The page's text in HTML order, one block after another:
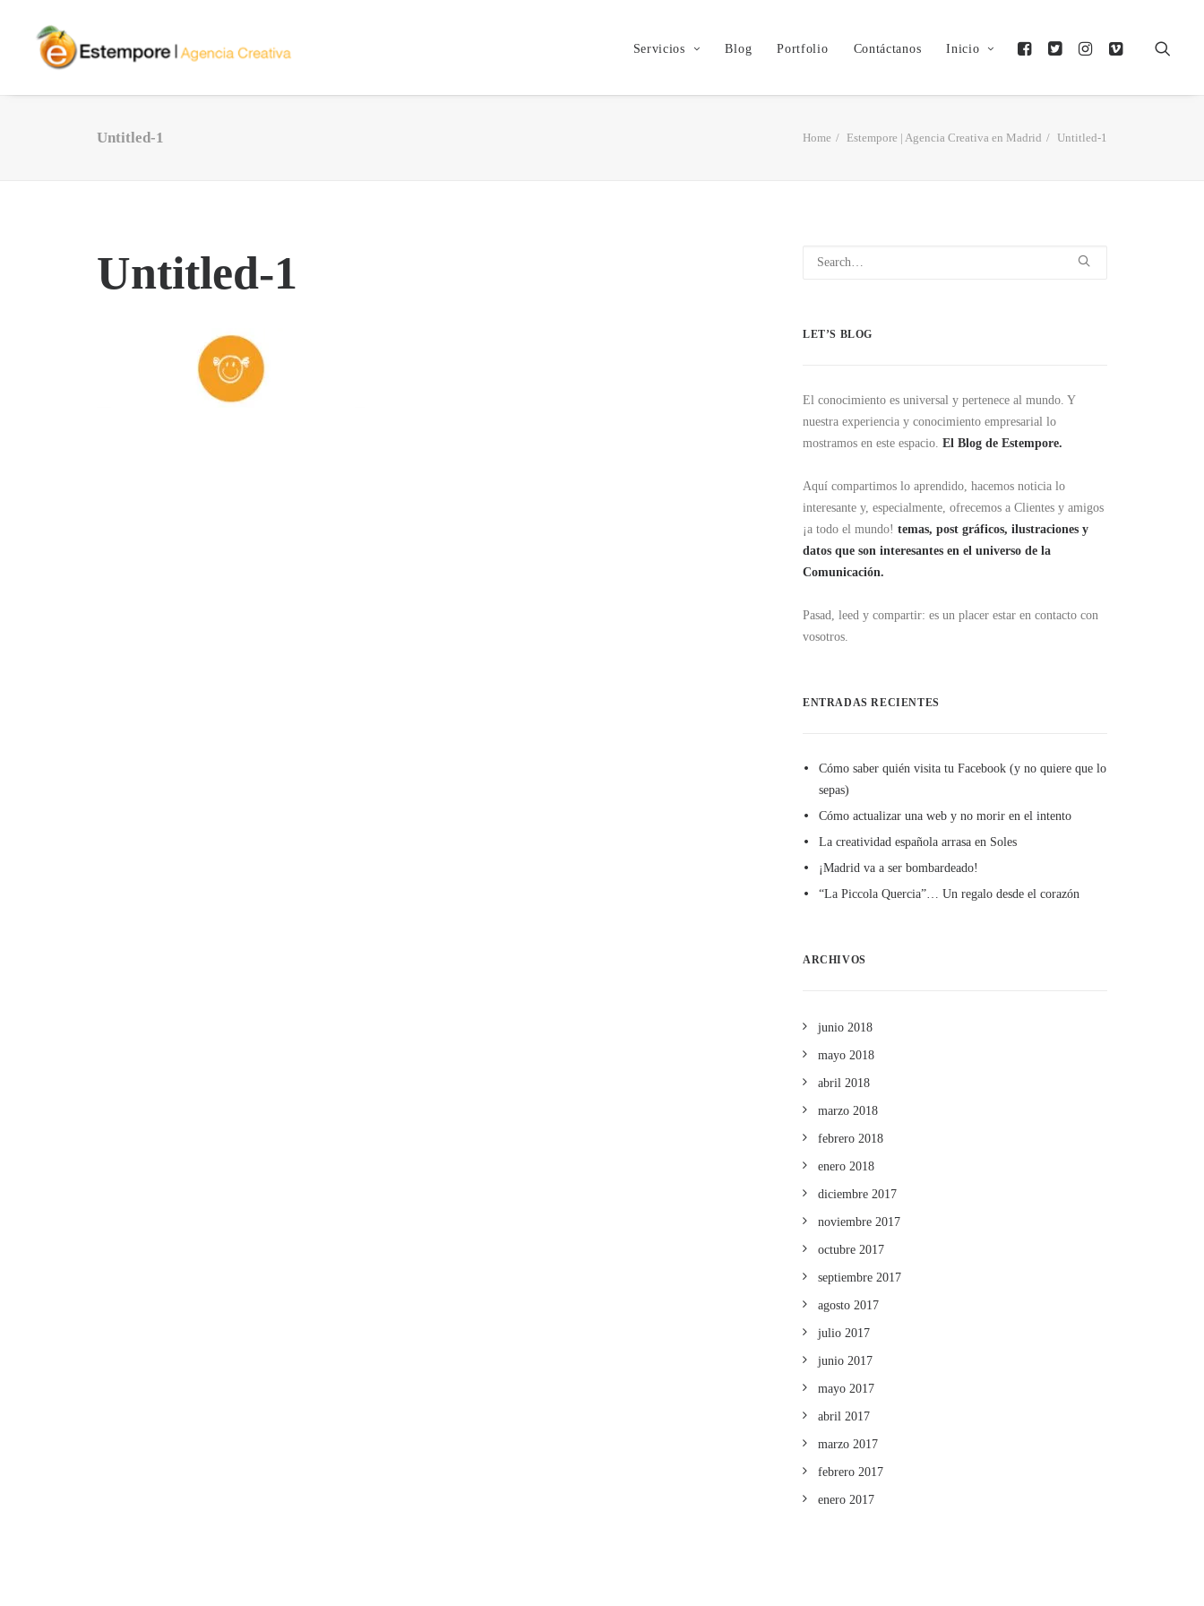
Servicios Blog Portfolio Contáctanos Inicio
Untitled-1 Home Estempore | Agencia Creativa en Madrid Untitled-1
Untitled-1
LET’S BLOG
El conocimiento es universal y pertenece al mundo. Y
nuestra experiencia y conocimiento empresarial lo
mostramos en este espacio. El Blog de Estempore.
Aquí compartimos lo aprendido, hacemos noticia lo
interesante y, especialmente, ofrecemos a Clientes y amigos
¡a todo el mundo! temas, post gráficos, ilustraciones y
datos que son interesantes en el universo de la
Comunicación.
Pasad, leed y compartir: es un placer estar en contacto con
vosotros.
ENTRADAS RECIENTES
Cómo saber quién visita tu Facebook (y no quiere que lo
sepas)
Cómo actualizar una web y no morir en el intento
La creatividad española arrasa en Soles
¡Madrid va a ser bombardeado!
“La Piccola Quercia”… Un regalo desde el corazón
ARCHIVOS
junio 2018
mayo 2018
abril 2018
marzo 2018
febrero 2018
enero 2018
diciembre 2017
noviembre 2017
octubre 2017
septiembre 2017
agosto 2017
julio 2017
junio 2017
mayo 2017
abril 2017
marzo 2017
febrero 2017
enero 2017